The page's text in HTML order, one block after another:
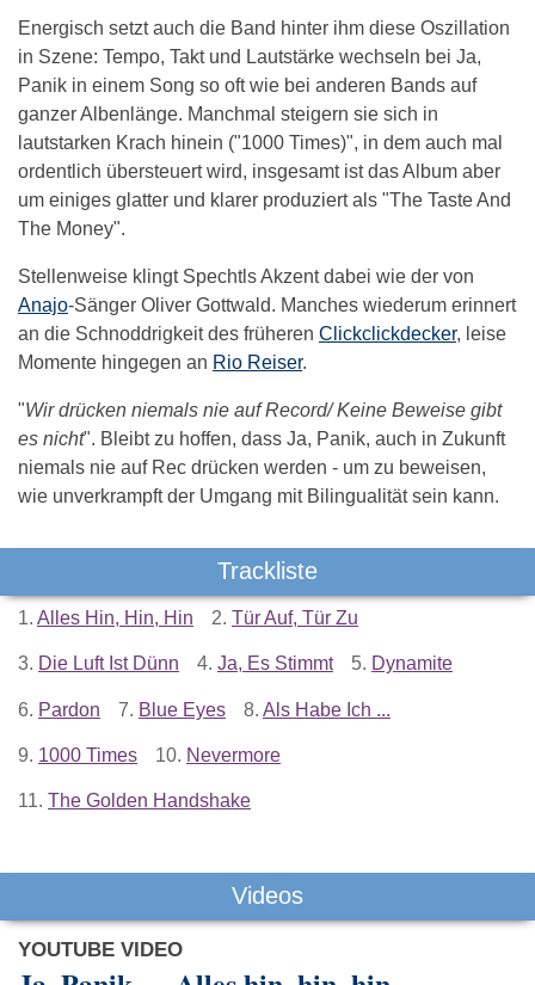
Energisch setzt auch die Band hinter ihm diese Oszillation
in Szene: Tempo, Takt und Lautstärke wechseln bei Ja,
Panik in einem Song so oft wie bei anderen Bands auf
ganzer Albenlänge. Manchmal steigern sie sich in
lautstarken Krach hinein ("1000 Times)", in dem auch mal
ordentlich übersteuert wird, insgesamt ist das Album aber
um einiges glatter und klarer produziert als "The Taste And
The Money".
Stellenweise klingt Spechtls Akzent dabei wie der von
Anajo-Sänger Oliver Gottwald. Manches wiederum erinnert
an die Schnoddrigkeit des früheren Clickclickdecker, leise
Momente hingegen an Rio Reiser.
"Wir drücken niemals nie auf Record/ Keine Beweise gibt
es nicht". Bleibt zu hoffen, dass Ja, Panik, auch in Zukunft
niemals nie auf Rec drücken werden - um zu beweisen,
wie unverkrampft der Umgang mit Bilingualität sein kann.
Trackliste
1. Alles Hin, Hin, Hin 2. Tür Auf, Tür Zu
3. Die Luft Ist Dünn 4. Ja, Es Stimmt 5. Dynamite
6. Pardon 7. Blue Eyes 8. Als Habe Ich ...
9. 1000 Times 10. Nevermore
11. The Golden Handshake
Videos
YOUTUBE VIDEO